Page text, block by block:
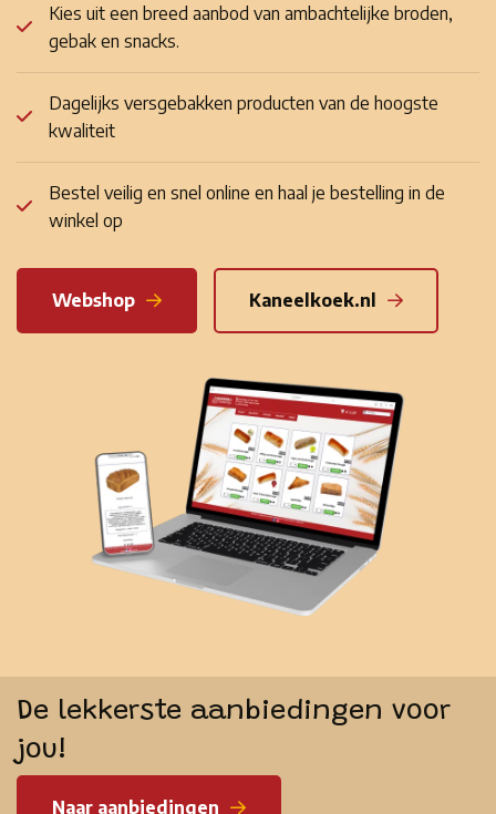
Kies uit een breed aanbod van ambachtelijke broden,
gebak en snacks.
Dagelijks versgebakken producten van de hoogste
kwaliteit
Bestel veilig en snel online en haal je bestelling in de
winkel op
Webshop Kaneelkoek.nl
De lekkerste aanbiedingen voor
jou!
Naar aanbiedingen